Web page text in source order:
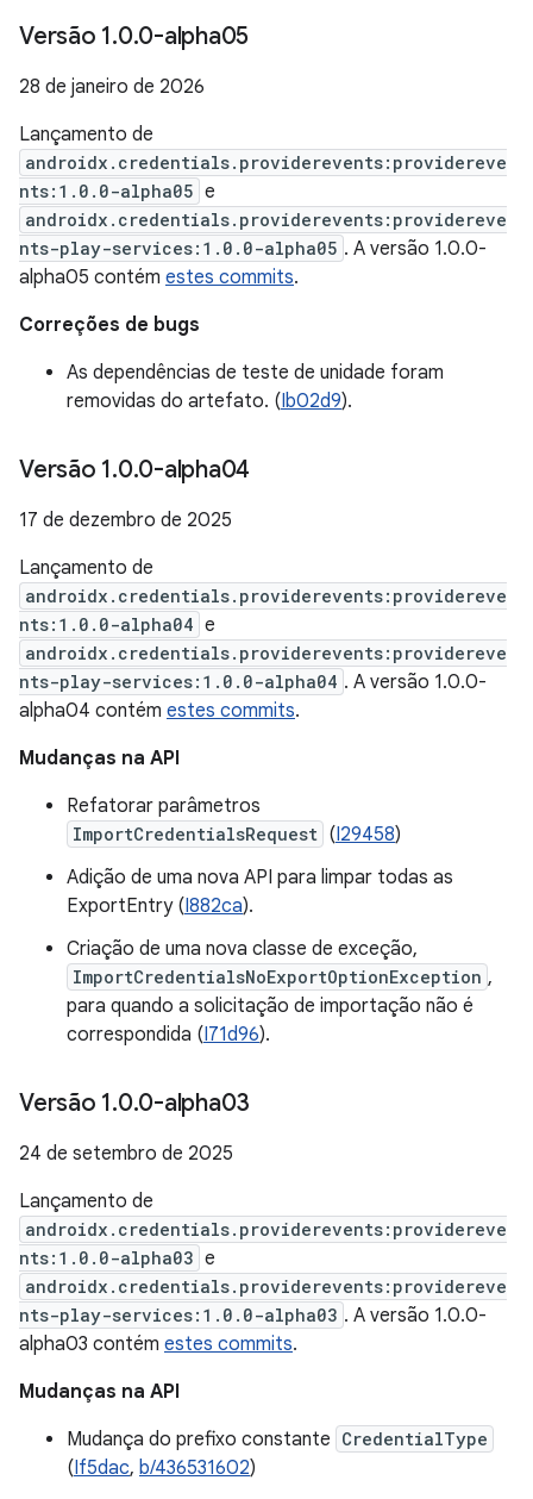
Versão 1.0.0-alpha05
28 de janeiro de 2026
Lançamento de
androidx.credentials.providerevents:providereve
nts:1.0.0-alpha05 e
androidx.credentials.providerevents:providereve
nts-play-services:1.0.0-alpha05 . A versão 1.0.0-
alpha05 contém estes commits.
Correções de bugs
As dependências de teste de unidade foram
removidas do artefato. (Ib02d9).
Versão 1.0.0-alpha04
17 de dezembro de 2025
Lançamento de
androidx.credentials.providerevents:providereve
nts:1.0.0-alpha04 e
androidx.credentials.providerevents:providereve
nts-play-services:1.0.0-alpha04 . A versão 1.0.0-
alpha04 contém estes commits.
Mudanças na API
Refatorar parâmetros
ImportCredentialsRequest (I29458)
Adição de uma nova API para limpar todas as
ExportEntry (I882ca).
Criação de uma nova classe de exceção,
ImportCredentialsNoExportOptionException ,
para quando a solicitação de importação não é
correspondida (I71d96).
Versão 1.0.0-alpha03
24 de setembro de 2025
Lançamento de
androidx.credentials.providerevents:providereve
nts:1.0.0-alpha03 e
androidx.credentials.providerevents:providereve
nts-play-services:1.0.0-alpha03 . A versão 1.0.0-
alpha03 contém estes commits.
Mudanças na API
Mudança do prefixo constante CredentialType
(If5dac, b/436531602)